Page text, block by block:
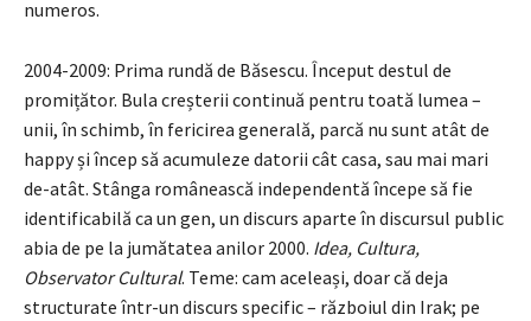
numeros.
2004-2009: Prima rundă de Băsescu. Început destul de
promițător. Bula creșterii continuă pentru toată lumea –
unii, în schimb, în fericirea generală, parcă nu sunt atât de
happy și încep să acumuleze datorii cât casa, sau mai mari
de-atât. Stânga românească independentă începe să fie
identificabilă ca un gen, un discurs aparte în discursul public
abia de pe la jumătatea anilor 2000. Idea, Cultura,
Observator Cultural. Teme: cam aceleași, doar că deja
structurate într-un discurs specific – războiul din Irak; pe